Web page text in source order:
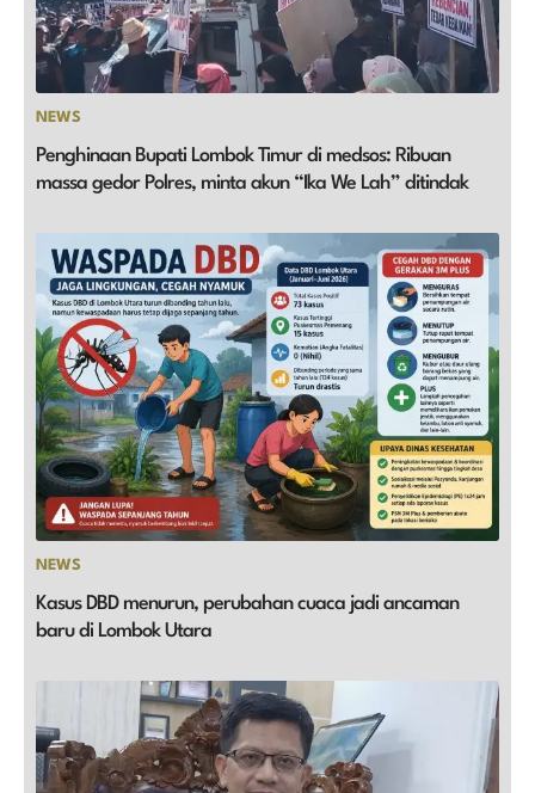
NEWS
Penghinaan Bupati Lombok Timur di medsos: Ribuan
massa gedor Polres, minta akun “Ika We Lah” ditindak
NEWS
Kasus DBD menurun, perubahan cuaca jadi ancaman
baru di Lombok Utara